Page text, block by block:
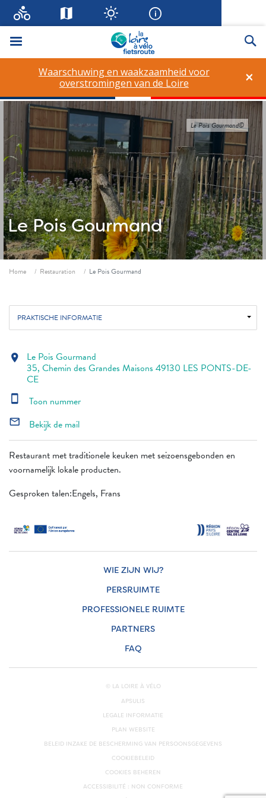
Menu
×
Waarschuwing en waakzaamheid voor
overstromingen van de Loire
Le Pois Gourmand
Le Pois Gourmand©
Fil d'ariane
Home Restauration Le Pois Gourmand
PRAKTISCHE INFORMATIE
Restaurant met traditionele keuken met seizoensgebonden en
voornamelijk lokale producten.
Gesproken talen:Engels, Frans
location_on Le Pois Gourmand
35, Chemin des Grandes Maisons 49130 LES PONTS-DE-
CE
smartphone Toon nummer
mail_outline Bekijk de mail
WIE ZIJN WIJ?
PERSRUIMTE
PROFESSIONELE RUIMTE
PARTNERS
FAQ
© LA LOIRE À VÉLO
APSULIS
LEGALE INFORMATIE
PLAN WEBSITE
BELEID INZAKE DE BESCHERMING VAN PERSOONSGEGEVENS
COOKIEBELEID
COOKIES BEHEREN
ACCESSIBILITÉ : NON CONFORME